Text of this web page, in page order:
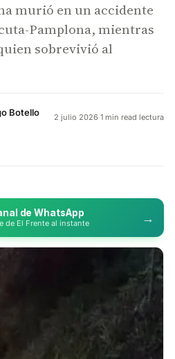
murió en un accidente
Pamplona, mientras
sobrevivió al
Botello 2 julio 2026·1 min read lectura
de WhatsApp
de El Frente al instante →